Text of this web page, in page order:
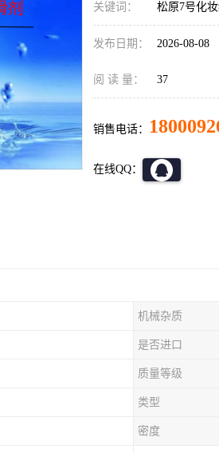
关键词： 松原7号化
发布日期： 2026-08-08
阅 读 量： 37
销售电话：
在线QQ：
机械杂质
是否进口
质量等级
类型
密度